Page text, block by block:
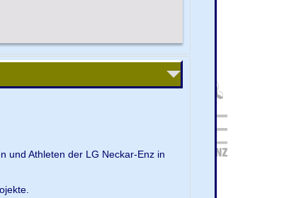
und Athleten der LG Neckar-Enz in